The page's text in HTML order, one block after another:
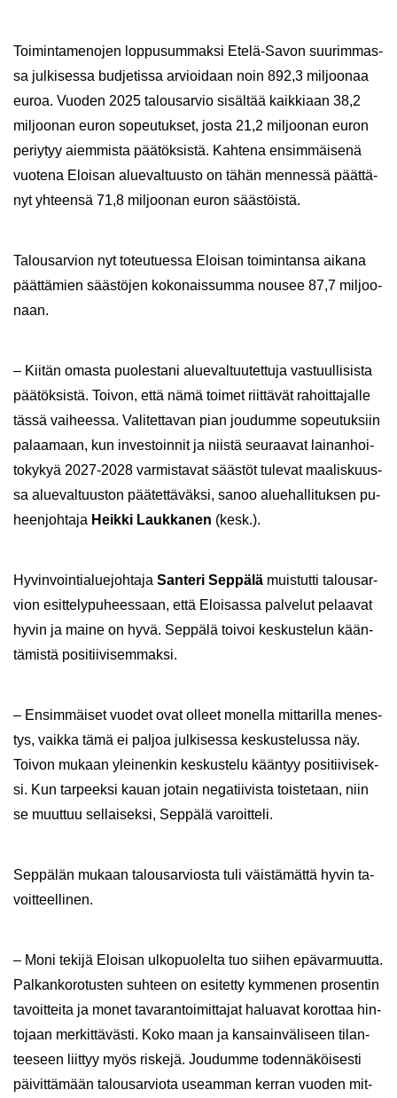
Toi­min­ta­me­no­jen lop­pusum­mak­si Etelä-​Savon suu­rim­mas­
sa jul­ki­ses­sa bud­je­tis­sa ar­vioi­daan noin 892,3 mil­joo­naa
euroa. Vuo­den 2025 ta­lous­ar­vio si­säl­tää kaik­ki­aan 38,2
mil­joo­nan euron so­peu­tuk­set, josta 21,2 mil­joo­nan euron
pe­riy­tyy ai­em­mis­ta pää­tök­sis­tä. Kah­te­na en­sim­mäi­se­nä
vuo­te­na Eloi­san alue­val­tuus­to on tähän men­nes­sä päät­tä­
nyt yh­teen­sä 71,8 mil­joo­nan euron sääs­töis­tä.
Ta­lous­ar­vion nyt to­teu­tues­sa Eloi­san toi­min­tan­sa ai­ka­na
päät­tä­mien sääs­tö­jen ko­ko­nais­sum­ma nousee 87,7 mil­joo­
naan.
– Kii­tän omas­ta puo­les­ta­ni alue­val­tuu­tet­tu­ja vas­tuul­li­sis­ta
pää­tök­sis­tä. Toi­von, että nämä toi­met riit­tä­vät ra­hoit­ta­jal­le
tässä vai­hees­sa. Va­li­tet­ta­van pian jou­dum­me so­peu­tuk­siin
pa­laa­maan, kun in­ves­toin­nit ja niis­tä seu­raa­vat lai­nan­hoi­
to­ky­kyä 2027-2028 var­mis­ta­vat sääs­töt tu­le­vat maa­lis­kuus­
sa alue­val­tuus­ton pää­tet­tä­väk­si, sanoo alue­hal­li­tuk­sen pu­
heen­joh­ta­ja Heik­ki Lauk­ka­nen (kesk.).
Hy­vin­voin­tia­lue­joh­ta­ja San­te­ri Sep­pä­lä muis­tut­ti ta­lous­ar­
vion esit­te­ly­pu­hees­saan, että Eloi­sas­sa pal­ve­lut pe­laa­vat
hyvin ja maine on hyvä. Sep­pä­lä toi­voi kes­kus­te­lun kään­
tä­mis­tä po­si­tii­vi­sem­mak­si.
– En­sim­mäi­set vuo­det ovat ol­leet mo­nel­la mit­ta­ril­la me­nes­
tys, vaik­ka tämä ei pal­joa jul­ki­ses­sa kes­kus­te­lus­sa näy.
Toi­von mu­kaan ylei­nen­kin kes­kus­te­lu kään­tyy po­si­tii­vi­sek­
si. Kun tar­peek­si kauan jo­tain ne­ga­tii­vis­ta tois­te­taan, niin
se muut­tuu sel­lai­sek­si, Sep­pä­lä va­roit­te­li.
Sep­pä­län mu­kaan ta­lous­ar­vios­ta tuli väis­tä­mät­tä hyvin ta­
voit­teel­li­nen.
– Moni te­ki­jä Eloi­san ul­ko­puo­lel­ta tuo sii­hen epä­var­muut­ta.
Pal­kan­ko­ro­tus­ten suh­teen on esi­tet­ty kym­me­nen pro­sen­tin
ta­voit­tei­ta ja monet ta­va­ran­toi­mit­ta­jat ha­lua­vat ko­rot­taa hin­
to­jaan mer­kit­tä­väs­ti. Koko maan ja kan­sain­vä­li­seen ti­lan­
tee­seen liit­tyy myös ris­ke­jä. Jou­dum­me to­den­nä­köi­ses­ti
päi­vit­tä­mään ta­lous­ar­vio­ta useam­man ker­ran vuo­den mit­